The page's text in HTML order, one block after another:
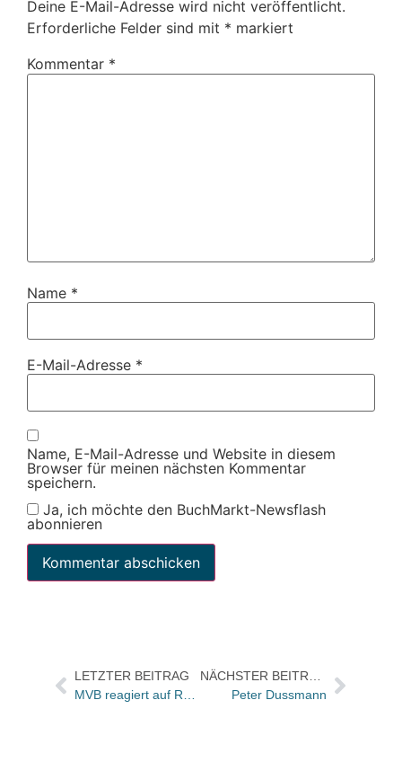
Deine E-Mail-Adresse wird nicht veröffentlicht.
Erforderliche Felder sind mit * markiert
Kommentar *
Name *
E-Mail-Adresse *
Name, E-Mail-Adresse und Website in diesem
Browser für meinen nächsten Kommentar
speichern.
Ja, ich möchte den BuchMarkt-Newsflash
abonnieren
LETZTER BEITRAG
Peter Dussmann